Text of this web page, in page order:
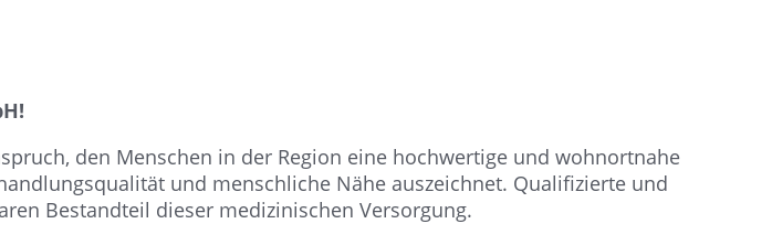
den Menschen in der Region eine hochwertige und wohnortnahe
und menschliche Nähe auszeichnet. Qualifizierte und
Bestandteil dieser medizinischen Versorgung.